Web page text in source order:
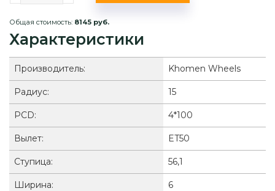
Общая стоимость: 8145 руб.
Характеристики
Производитель: Khomen Wheels
Радиус: 15
PCD: 4*100
Вылет: ET50
Ступица: 56,1
Ширина: 6